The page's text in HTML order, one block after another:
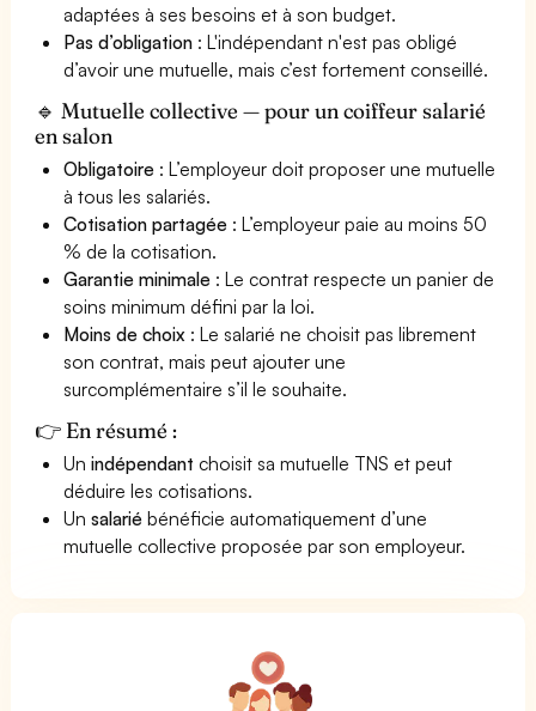
adaptées à ses besoins et à son budget.
Pas d’obligation : L'indépendant n'est pas obligé
d’avoir une mutuelle, mais c’est fortement conseillé.
🔹 Mutuelle collective — pour un coiffeur salarié
en salon
Obligatoire : L’employeur doit proposer une mutuelle
à tous les salariés.
Cotisation partagée : L’employeur paie au moins 50
% de la cotisation.
Garantie minimale : Le contrat respecte un panier de
soins minimum défini par la loi.
Moins de choix : Le salarié ne choisit pas librement
son contrat, mais peut ajouter une
surcomplémentaire s’il le souhaite.
👉 En résumé :
Unindépendant choisit sa mutuelle TNS et peut
déduire les cotisations.
Unsalarié bénéficie automatiquement d’une
mutuelle collective proposée par son employeur.